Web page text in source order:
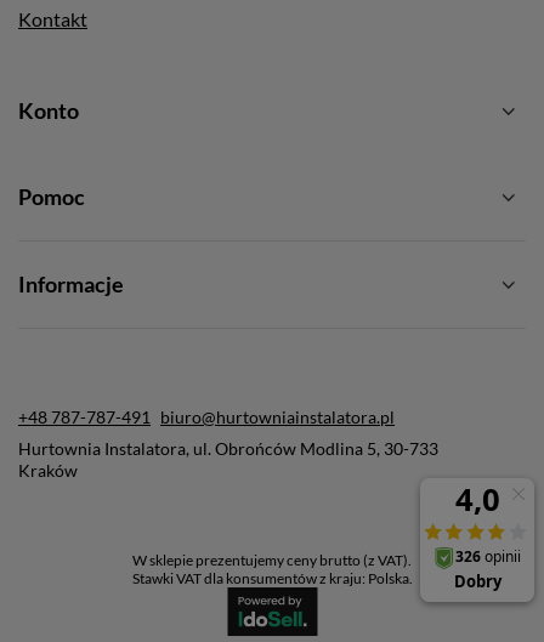
Kontakt
Konto
Pomoc
Informacje
+48 787-787-491
biuro@hurtowniainstalatora.pl
Hurtownia Instalatora, ul. Obrońców Modlina 5, 30-733
Kraków
W sklepie prezentujemy ceny brutto (z VAT).
Stawki VAT dla konsumentów z kraju: Polska.